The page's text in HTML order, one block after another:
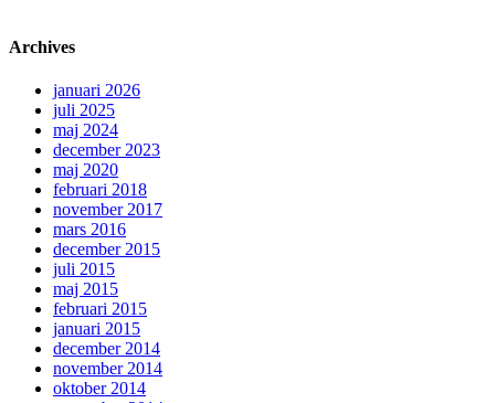
Archives
januari 2026
juli 2025
maj 2024
december 2023
maj 2020
februari 2018
november 2017
mars 2016
december 2015
juli 2015
maj 2015
februari 2015
januari 2015
december 2014
november 2014
oktober 2014